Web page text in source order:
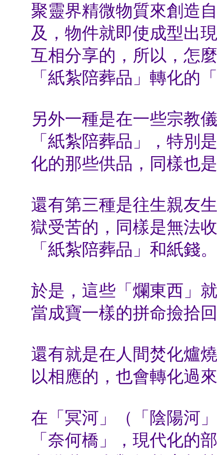
聚靈界精微物質來創造
及，物件就即使成型出
互相分享的，所以，怎
「紙紮陪葬品」轉化的
另外一種是在一些宗教
「紙紮陪葬品」，特別
化的那些供品，同樣也
還有第三種是往生親友
獄受苦的，同樣是無法
「紙紮陪葬品」和紙錢。
於是，這些「爛東西」
當成寶一樣的拼命撿拾
還有就是在人間焚化爐
以相應的，也會轉化過
在「冥河」（「陰陽河
「奈何橋」，現代化的